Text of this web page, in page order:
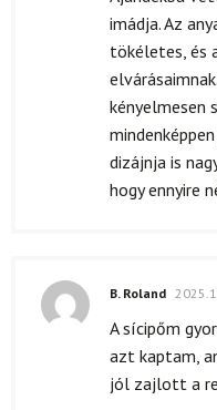
imádja. Az
tökéletes, és
kényelmesen
dizájnja is
hogy ennyire
B. Roland
A sícipőm
azt kaptam,
jól zajlott a